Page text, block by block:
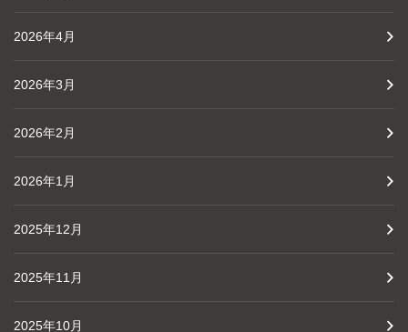
2026年4月
2026年3月
2026年2月
2026年1月
2025年12月
2025年11月
2025年10月